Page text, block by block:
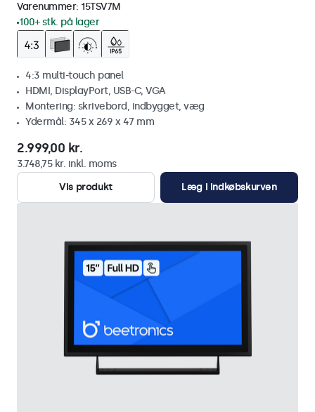
Varenummer: 15TSV7M
100+ stk. på lager
4:3 multi-touch panel
HDMI, DisplayPort, USB-C, VGA
Montering: skrivebord, indbygget, væg
Ydermål: 345 x 269 x 47 mm
2.999,00 kr.
3.748,75 kr. inkl. moms
Vis produkt
Læg i indkøbskurven